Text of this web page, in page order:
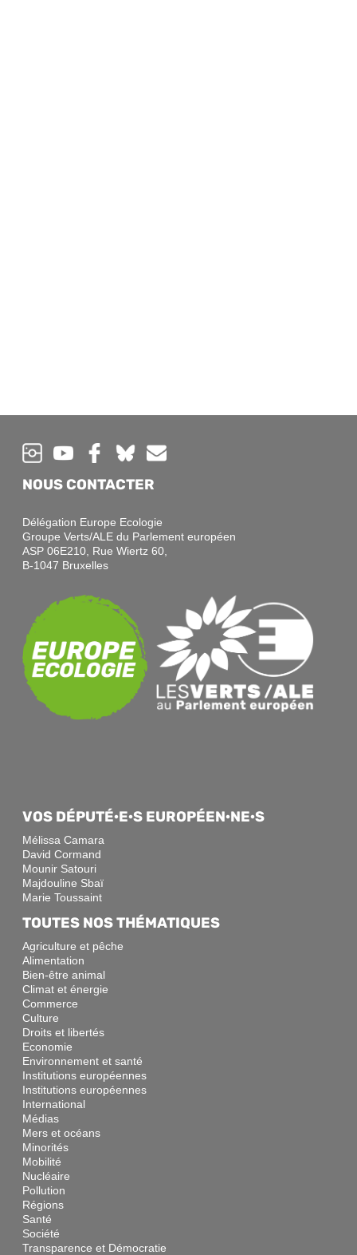
NOUS CONTACTER
Délégation Europe Ecologie
Groupe Verts/ALE du Parlement européen
ASP 06E210, Rue Wiertz 60,
B-1047 Bruxelles
VOS DÉPUTÉ·E·S EUROPÉEN·NE·S
Mélissa Camara
David Cormand
Mounir Satouri
Majdouline Sbaï
Marie Toussaint
TOUTES NOS THÉMATIQUES
Agriculture et pêche
Alimentation
Bien-être animal
Climat et énergie
Commerce
Culture
Droits et libertés
Economie
Environnement et santé
Institutions européennes
Institutions européennes
International
Médias
Mers et océans
Minorités
Mobilité
Nucléaire
Pollution
Régions
Santé
Société
Transparence et Démocratie